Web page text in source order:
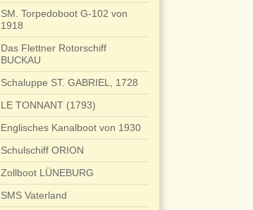
SM. Torpedoboot G-102 von
1918
Das Flettner Rotorschiff
BUCKAU
Schaluppe ST. GABRIEL, 1728
LE TONNANT (1793)
Englisches Kanalboot von 1930
Schulschiff ORION
Zollboot LÜNEBURG
SMS Vaterland